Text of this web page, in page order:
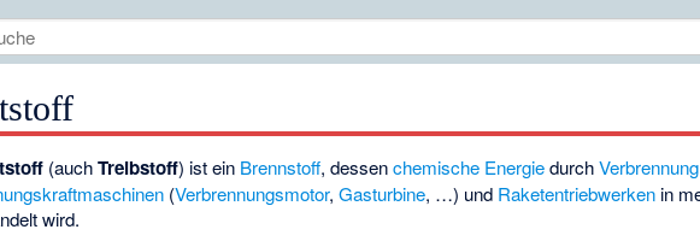
(auchTreibstoff) ist ein Brennstoff, dessenchemische EnergiedurchVerbrennung
(Verbrennungsmotor,Gasturbine, …) und Raketentriebwerken in
wird.